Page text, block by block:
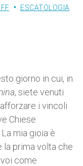
ESCATOLOGIA
giorno in cui, in
, siete venuti
i vincoli
Chiese
mia gioia è
la prima volta che
come